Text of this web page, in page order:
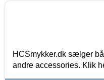
HCSmykker.dk sælger
andre accessories. Klik